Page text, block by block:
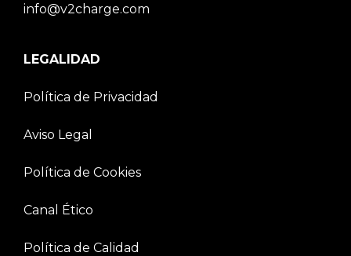
info@v2charge.com
LEGALIDAD
Política de Privacidad
Aviso Legal
Política de Cookies
Canal Ético
Política de Calidad